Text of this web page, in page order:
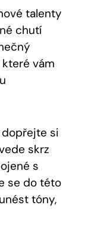
talenty
chutí
vám
si
skrz
s
se ⁤do této
tóny,